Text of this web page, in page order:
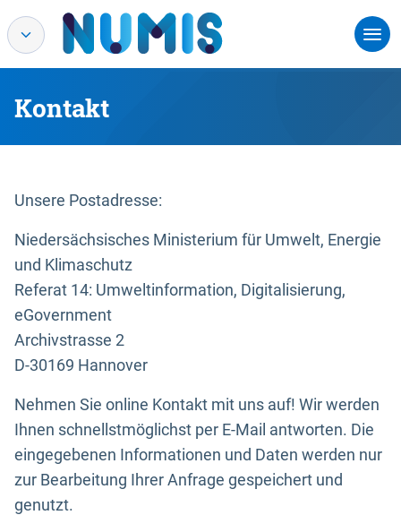
Kontakt
Unsere Postadresse:
Niedersächsisches Ministerium für Umwelt, Energie
und Klimaschutz
Referat 14: Umweltinformation, Digitalisierung,
eGovernment
Archivstrasse 2
D-30169 Hannover
Nehmen Sie online Kontakt mit uns auf! Wir werden
Ihnen schnellstmöglichst per E-Mail antworten. Die
eingegebenen Informationen und Daten werden nur
zur Bearbeitung Ihrer Anfrage gespeichert und
genutzt.